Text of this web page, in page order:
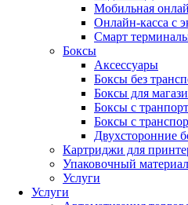
Мобильная
Онлайн-касса с
Смарт
Боксы
Аксессуары
Боксы без
Боксы для
Боксы с
Боксы с
Двухсторонние
Картриджи для
Упаковочный материал
Услуги
Услуги